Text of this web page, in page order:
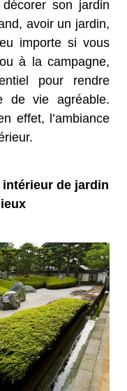
son jardin
avoir un jardin,
importe si vous
à la campagne,
pour rendre
de vie agréable.
effet, l’ambiance
de jardin